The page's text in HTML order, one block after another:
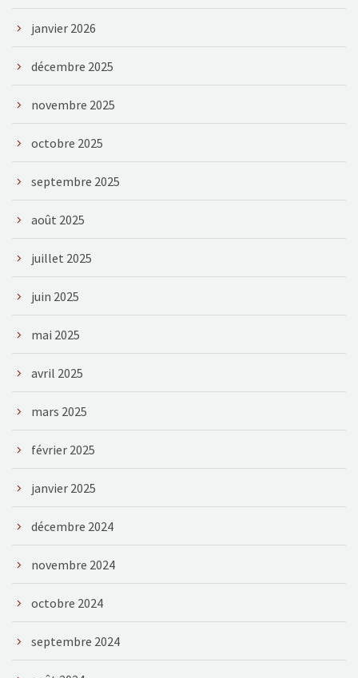
janvier 2026
décembre 2025
novembre 2025
octobre 2025
septembre 2025
août 2025
juillet 2025
juin 2025
mai 2025
avril 2025
mars 2025
février 2025
janvier 2025
décembre 2024
novembre 2024
octobre 2024
septembre 2024